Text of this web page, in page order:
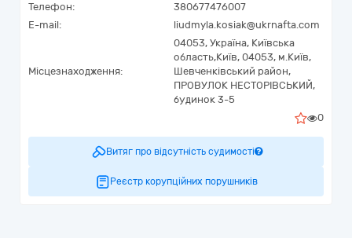
Телефон:
380677476007
E-mail:
liudmyla.kosiak@ukrnafta.com
Місцезнаходження:
04053, Україна, Київська
область,Київ, 04053, м.Київ,
Шевченківський район,
ПРОВУЛОК НЕСТОРІВСЬКИЙ,
будинок 3-5
0
Витяг про відсутність судимості
Реєстр корупційних порушників